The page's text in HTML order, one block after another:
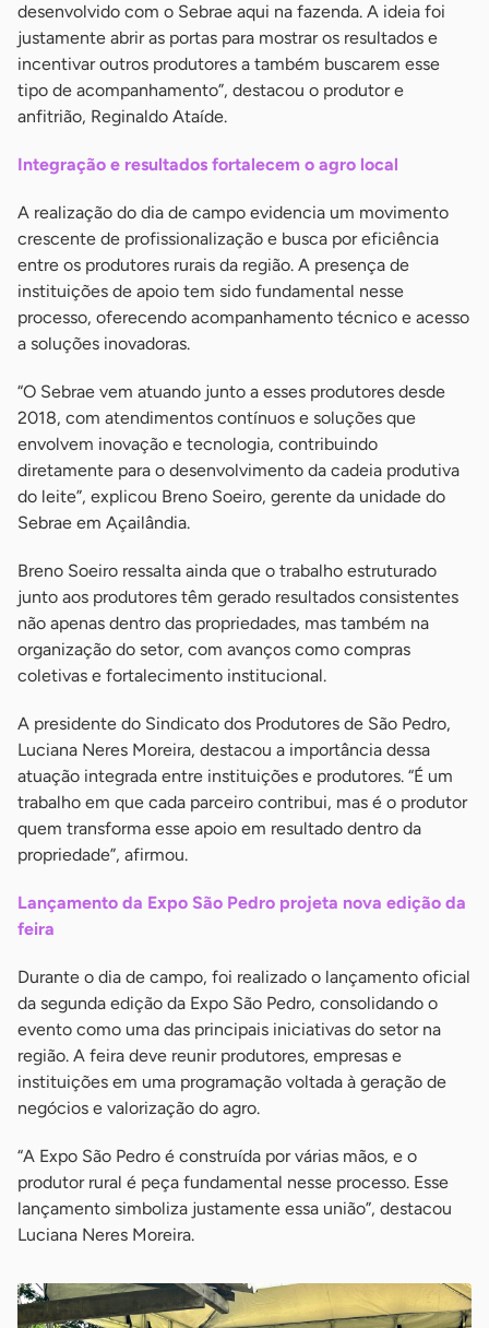
desenvolvido com o Sebrae aqui na fazenda. A ideia foi
justamente abrir as portas para mostrar os resultados e
incentivar outros produtores a também buscarem esse
tipo de acompanhamento”, destacou o produtor e
anfitrião, Reginaldo Ataíde.
Integração e resultados fortalecem o agro local
A realização do dia de campo evidencia um movimento
crescente de profissionalização e busca por eficiência
entre os produtores rurais da região. A presença de
instituições de apoio tem sido fundamental nesse
processo, oferecendo acompanhamento técnico e acesso
a soluções inovadoras.
“O Sebrae vem atuando junto a esses produtores desde
2018, com atendimentos contínuos e soluções que
envolvem inovação e tecnologia, contribuindo
diretamente para o desenvolvimento da cadeia produtiva
do leite”, explicou Breno Soeiro, gerente da unidade do
Sebrae em Açailândia.
Breno Soeiro ressalta ainda que o trabalho estruturado
junto aos produtores têm gerado resultados consistentes
não apenas dentro das propriedades, mas também na
organização do setor, com avanços como compras
coletivas e fortalecimento institucional.
A presidente do Sindicato dos Produtores de São Pedro,
Luciana Neres Moreira, destacou a importância dessa
atuação integrada entre instituições e produtores. “É um
trabalho em que cada parceiro contribui, mas é o produtor
quem transforma esse apoio em resultado dentro da
propriedade”, afirmou.
Lançamento da Expo São Pedro projeta nova edição da
feira
Durante o dia de campo, foi realizado o lançamento oficial
da segunda edição da Expo São Pedro, consolidando o
evento como uma das principais iniciativas do setor na
região. A feira deve reunir produtores, empresas e
instituições em uma programação voltada à geração de
negócios e valorização do agro.
“A Expo São Pedro é construída por várias mãos, e o
produtor rural é peça fundamental nesse processo. Esse
lançamento simboliza justamente essa união”, destacou
Luciana Neres Moreira.